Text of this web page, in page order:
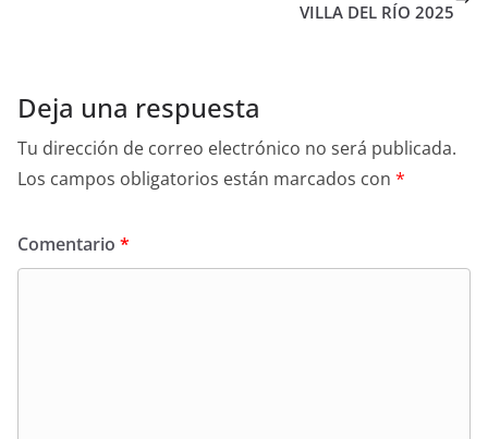
VILLA DEL RÍO 2025
Deja una respuesta
Tu dirección de correo electrónico no será publicada.
Los campos obligatorios están marcados con *
Comentario *